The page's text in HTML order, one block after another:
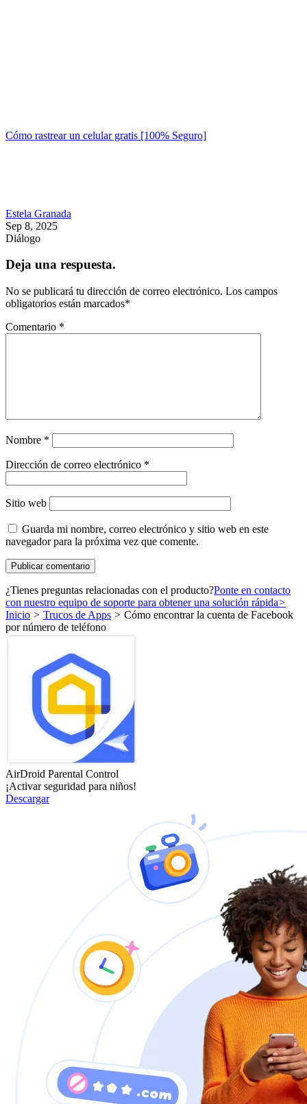
Cómo rastrear un celular gratis [100% Seguro]
Estela Granada
Sep 8, 2025
Diálogo
Deja una respuesta.
No se publicará tu dirección de correo electrónico. Los campos
obligatorios están marcados*
Comentario *
Nombre *
Dirección de correo electrónico *
Sitio web
Guarda mi nombre, correo electrónico y sitio web en este
navegador para la próxima vez que comente.
¿Tienes preguntas relacionadas con el producto?Ponte en contacto
con nuestro equipo de soporte para obtener una solución rápida>
Inicio > Trucos de Apps > Cómo encontrar la cuenta de Facebook
por número de teléfono
AirDroid Parental Control
¡Activar seguridad para niños!
Descargar